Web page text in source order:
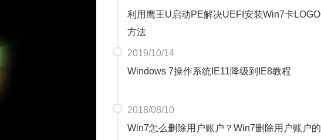
利用鹰王U启动PE解决UEFI安装Win7卡LOGO
方法
2019/10/14
Windows 7操作系统IE11降级到IE8教程
2018/08/10
Win7怎么删除用户账户？Win7删除用户账户的